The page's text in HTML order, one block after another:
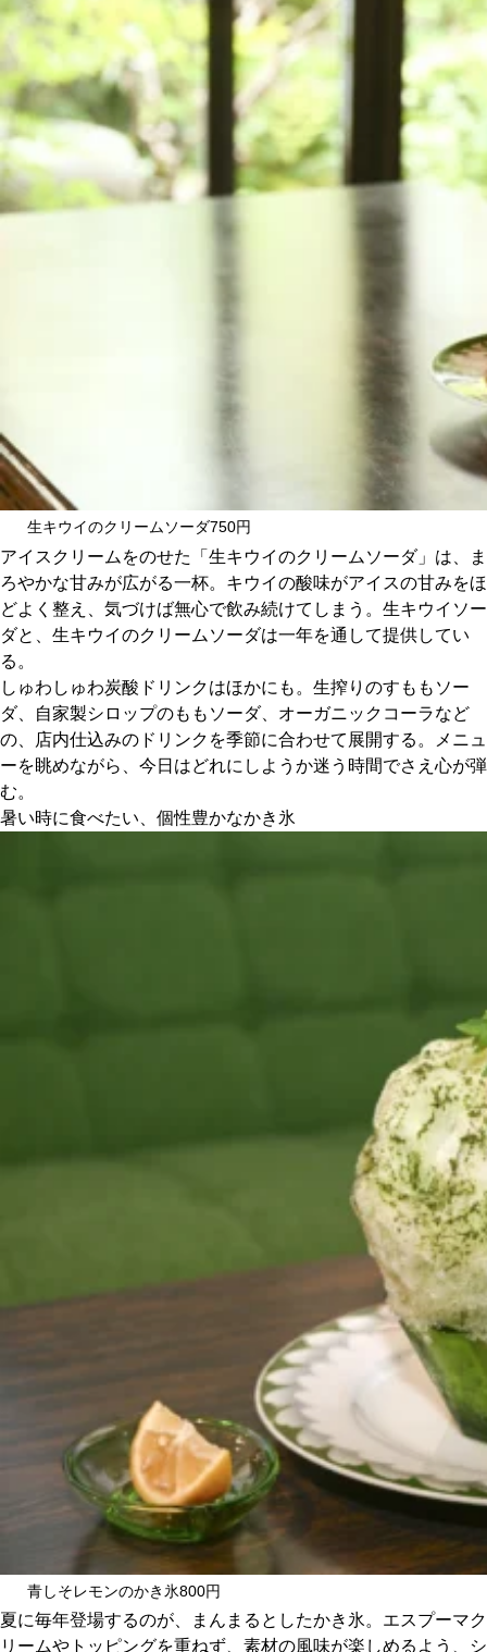
生キウイのクリームソーダ750円
アイスクリームをのせた「生キウイのクリームソーダ」は、ま
ろやかな甘みが広がる一杯。キウイの酸味がアイスの甘みをほ
どよく整え、気づけば無心で飲み続けてしまう。生キウイソー
ダと、生キウイのクリームソーダは一年を通して提供してい
る。
しゅわしゅわ炭酸ドリンクはほかにも。生搾りのすももソー
ダ、自家製シロップのももソーダ、オーガニックコーラなど
の、店内仕込みのドリンクを季節に合わせて展開する。メニュ
ーを眺めながら、今日はどれにしようか迷う時間でさえ心が弾
む。
暑い時に食べたい、個性豊かなかき氷
青しそレモンのかき氷800円
夏に毎年登場するのが、まんまるとしたかき氷。エスプーマク
リームやトッピングを重ねず、素材の風味が楽しめるよう、シ